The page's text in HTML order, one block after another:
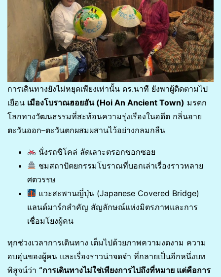
การเดินทางยังไม่หยุดเพียงเท่านั้น ดร.นาที ยังพาผู้ติดตามไป
เยือน เมืองโบราณฮอยอัน (Hoi An Ancient Town) มรดก
โลกทางวัฒนธรรมที่สะท้อนความรุ่งเรืองในอดีต กลิ่นอาย
ตะวันออก–ตะวันตกผสมผสานไว้อย่างกลมกลืน
นั่งรถซิโคล่ ลัดเลาะตรอกซอกซอย
ชมสถาปัตยกรรมโบราณที่บอกเล่าเรื่องราวหลาย
ศตวรรษ
แวะสะพานญี่ปุ่น (Japanese Covered Bridge)
แลนด์มาร์กสำคัญ สัญลักษณ์แห่งมิตรภาพและการ
เชื่อมโยงผู้คน
ทุกช่วงเวลาการเดินทาง เต็มไปด้วยภาพความงดงาม ความ
อบอุ่นของผู้คน และเรื่องราวน่าจดจำ ที่กลายเป็นอีกหนึ่งบท
พิสูจน์ว่า “การเดินทางไม่ใช่เพียงการไปถึงที่หมาย แต่คือการ